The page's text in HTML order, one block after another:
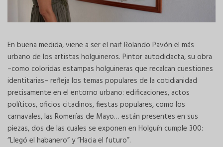
En buena medida, viene a ser el naif Rolando Pavón el más
urbano de los artistas holguineros. Pintor autodidacta, su obra
–como coloridas estampas holguineras que recalcan cuestiones
identitarias– refleja los temas populares de la cotidianidad
precisamente en el entorno urbano: edificaciones, actos
políticos, oficios citadinos, fiestas populares, como los
carnavales, las Romerías de Mayo… están presentes en sus
piezas, dos de las cuales se exponen en Holguín cumple 300:
“Llegó el habanero” y “Hacia el futuro”.